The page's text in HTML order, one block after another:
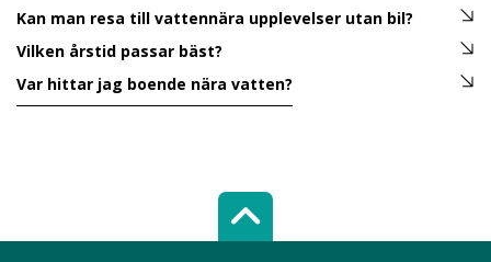
Kan man resa till vattennära upplevelser utan bil?
Vilken årstid passar bäst?
Var hittar jag boende nära vatten?
Scroll top of